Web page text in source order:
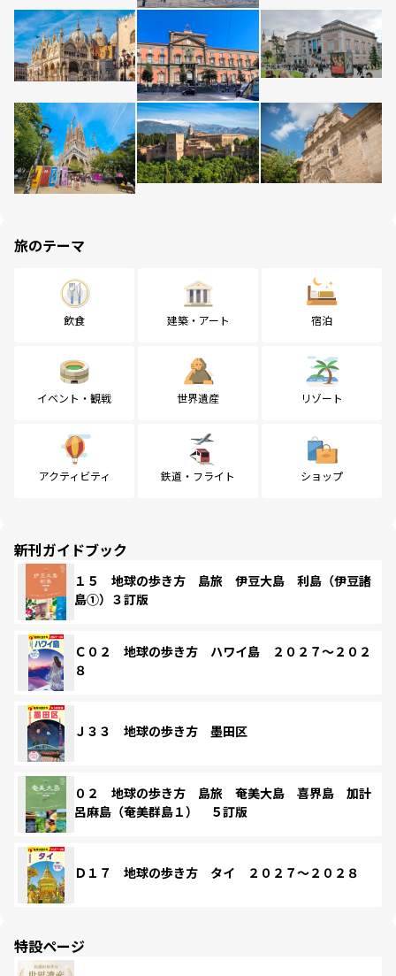
旅のテーマ
飲食 建築・アート 宿泊
イベント・観戦 世界遺産 リゾート
アクティビティ 鉄道・フライト ショップ
新刊ガイドブック
１５ 地球の歩き方 島旅 伊豆大島 利島（伊豆諸
島①）３訂版
Ｃ０２ 地球の歩き方 ハワイ島 ２０２７～２０２
８
Ｊ３３ 地球の歩き方 墨田区
０２ 地球の歩き方 島旅 奄美大島 喜界島 加計
呂麻島（奄美群島１） ５訂版
Ｄ１７ 地球の歩き方 タイ ２０２７～２０２８
特設ページ